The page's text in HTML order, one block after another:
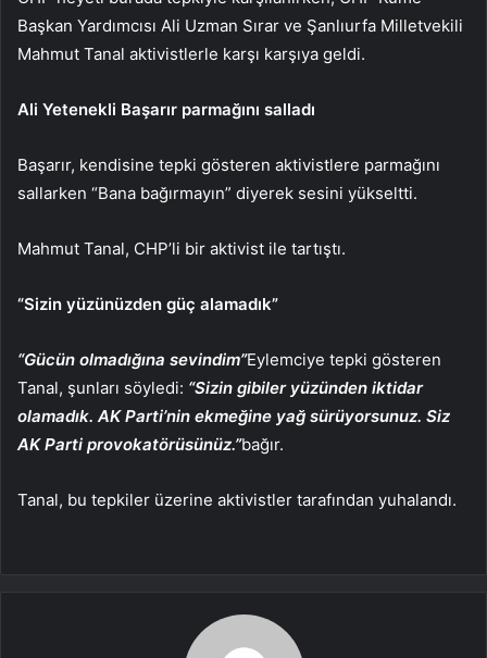
Başkan Yardımcısı Ali Uzman Sırar ve Şanlıurfa Milletvekili
Mahmut Tanal aktivistlerle karşı karşıya geldi.
Ali Yetenekli Başarır parmağını salladı
Başarır, kendisine tepki gösteren aktivistlere parmağını
sallarken “Bana bağırmayın” diyerek sesini yükseltti.
Mahmut Tanal, CHP’li bir aktivist ile tartıştı.
“Sizin yüzünüzden güç alamadık”
“Gücün olmadığına sevindim”Eylemciye tepki gösteren
Tanal, şunları söyledi: “Sizin gibiler yüzünden iktidar
olamadık. AK Parti’nin ekmeğine yağ sürüyorsunuz. Siz
AK Parti provokatörüsünüz.”bağır.
Tanal, bu tepkiler üzerine aktivistler tarafından yuhalandı.